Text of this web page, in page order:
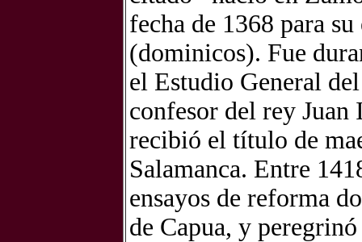
fecha de 1368 para
(dominicos). Fue
el Estudio General
confesor del rey
recibió el título de
Salamanca. Entre
ensayos de reforma
de Capua, y